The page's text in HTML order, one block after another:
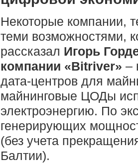
Некоторые компании,
теми возможностями,
рассказал Игорь
компании «Bitriver» –
дата-центров для
майнинговые ЦОДы
электроэнергию. По
генерирующих
(без учета
Балтии).